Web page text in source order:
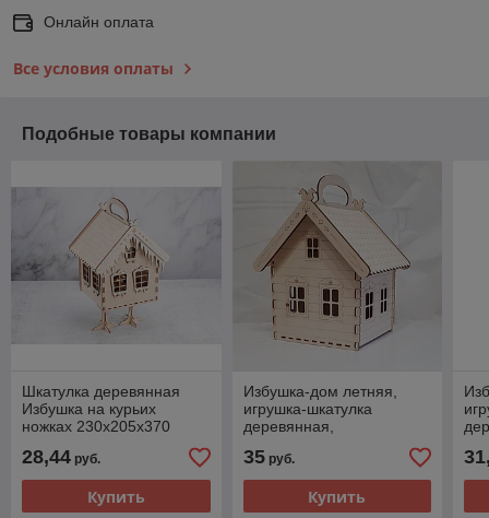
Онлайн оплата
Все условия оплаты
Подобные товары компании
Шкатулка деревянная
Избушка на курьих
ножках 230х205х370
28,44 руб.
Купить
Избушка-дом летняя,
игрушка-шкатулка
деревянная,
35руб.
Купить